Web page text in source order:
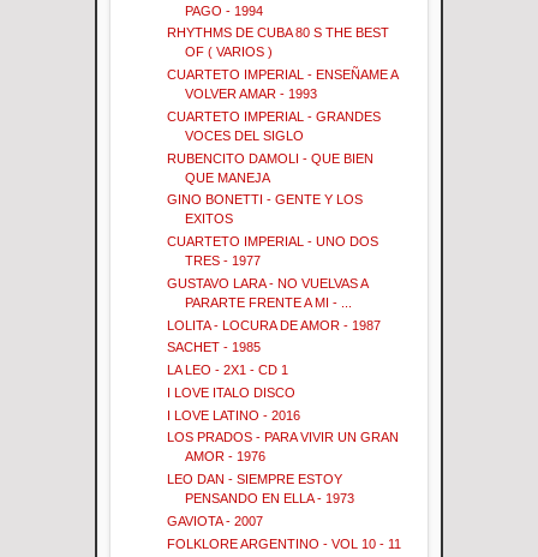
PAGO - 1994
RHYTHMS DE CUBA 80 S THE BEST
OF ( VARIOS )
CUARTETO IMPERIAL - ENSEÑAME A
VOLVER AMAR - 1993
CUARTETO IMPERIAL - GRANDES
VOCES DEL SIGLO
RUBENCITO DAMOLI - QUE BIEN
QUE MANEJA
GINO BONETTI - GENTE Y LOS
EXITOS
CUARTETO IMPERIAL - UNO DOS
TRES - 1977
GUSTAVO LARA - NO VUELVAS A
PARARTE FRENTE A MI - ...
LOLITA - LOCURA DE AMOR - 1987
SACHET - 1985
LA LEO - 2X1 - CD 1
I LOVE ITALO DISCO
I LOVE LATINO - 2016
LOS PRADOS - PARA VIVIR UN GRAN
AMOR - 1976
LEO DAN - SIEMPRE ESTOY
PENSANDO EN ELLA - 1973
GAVIOTA - 2007
FOLKLORE ARGENTINO - VOL 10 - 11